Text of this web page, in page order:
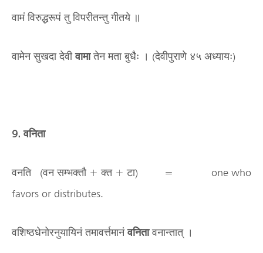
वामं विरुद्धरूपं तु विपरीतन्तु गीतये ॥
वामेन सुखदा देवीवामातेन मता बुधैः । (देवीपुराणे ४५ अध्यायः)
9. वनिता
वनति (वन सम्भक्तौ + क्त + टा) = one who
favors or distributes.
वशिष्ठधेनोरनुयायिनं तमावर्त्तमानंवनितावनान्तात् ।